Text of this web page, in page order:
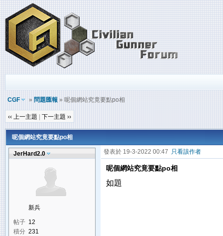
CGF »問題匯報» 呢個網站究竟要點po相
‹‹ 上一主題 下一主題 ››
呢個網站究竟要點po相
JerHard2.0
新兵
帖子 12
積分 231
發表於 19-3-2022 00:47 只看該作者
呢個網站究竟要點po相
如題